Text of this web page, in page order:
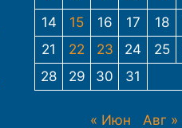
14
15 16 17 18
21
22 23 24 25
28
29 30 31
« Июн Авг »